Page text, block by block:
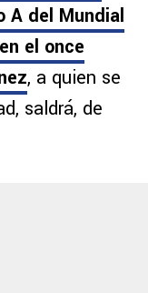
A del Mundial
el once
, a quien se
saldrá, de